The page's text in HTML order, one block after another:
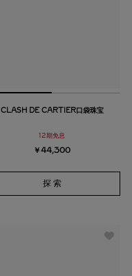
CLASH DE CARTIER口袋珠宝
12期免息
￥44,300
探 索